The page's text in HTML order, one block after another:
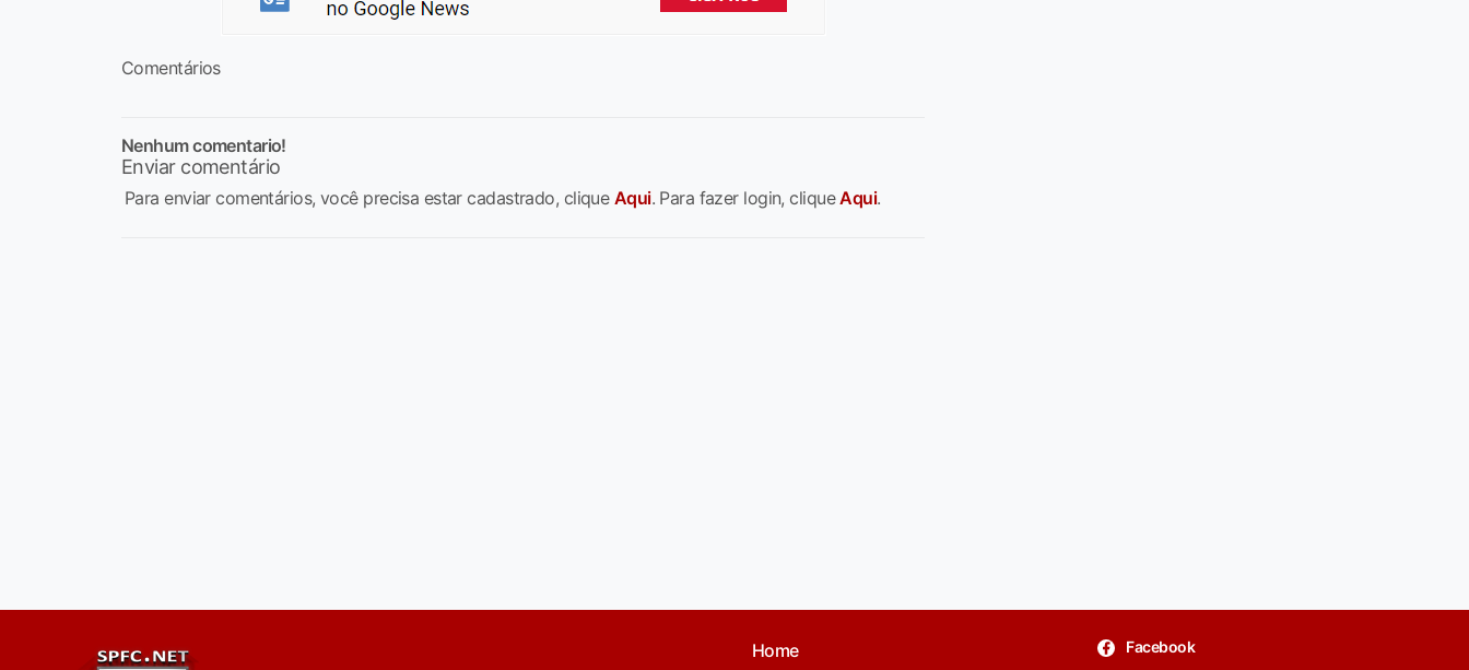
Comentários
Nenhum comentario!
Enviar comentário
Para enviar comentários, você precisa estar cadastrado, clique Aqui. Para fazer login, cliqueAqui.
Home
Facebook